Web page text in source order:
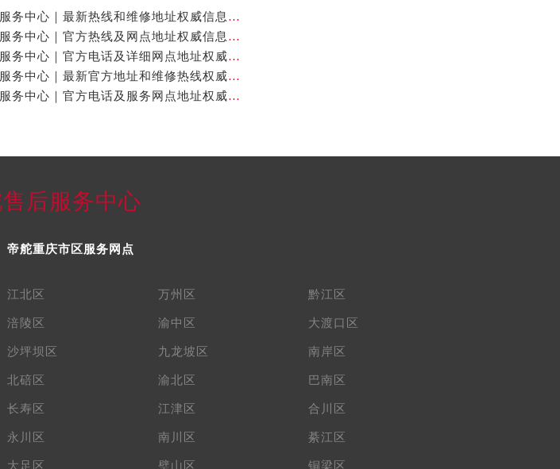
重庆帝舵官方售后服务中心｜最新热线和维修地址权威信息公示（2026年7月最新）
重庆帝舵官方售后服务中心｜官方热线及网点地址权威信息公示（2026年7月最新）
重庆帝舵官方售后服务中心｜官方电话及详细网点地址权威信息公示（2026年7月最新）
重庆帝舵官方售后服务中心｜最新官方地址和维修热线权威信息公示（2026年7月最新）
重庆帝舵官方售后服务中心｜官方电话及服务网点地址权威信息公示（2026年7月最新）
后服务中心
帝舵重庆市区服务网点
江北区 万州区 黔江区
涪陵区 渝中区 大渡口区
沙坪坝区 九龙坡区 南岸区
北碚区 渝北区 巴南区
长寿区 江津区 合川区
永川区 南川区 綦江区
大足区 璧山区 铜梁区